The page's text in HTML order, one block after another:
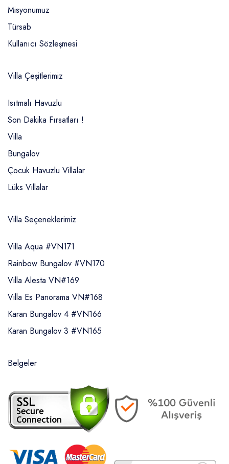
Misyonumuz
Türsab
Kullanıcı Sözleşmesi
Villa Çeşitlerimiz
Isıtmalı Havuzlu
Son Dakika Fırsatları !
Villa
Bungalov
Çocuk Havuzlu Villalar
Lüks Villalar
Villa Seçeneklerimiz
Villa Aqua #VN171
Rainbow Bungalov #VN170
Villa Alesta VN#169
Villa Es Panorama VN#168
Karan Bungalov 4 #VN166
Karan Bungalov 3 #VN165
Belgeler